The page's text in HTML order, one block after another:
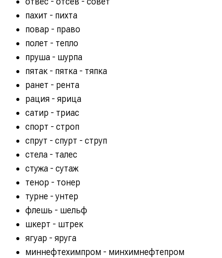
пахит - пихта
повар - право
полет - тепло
пруша - шурпа
пятак - пятка - тяпка
ранет - рента
рация - ярица
сатир - триас
спорт - строп
спрут - спурт - струп
стела - талес
стужа - сутаж
тенор - тонер
турне - унтер
флешь - шельф
шкерт - штрек
ягуар - яруга
миннефтехимпром - минхимнефтепром